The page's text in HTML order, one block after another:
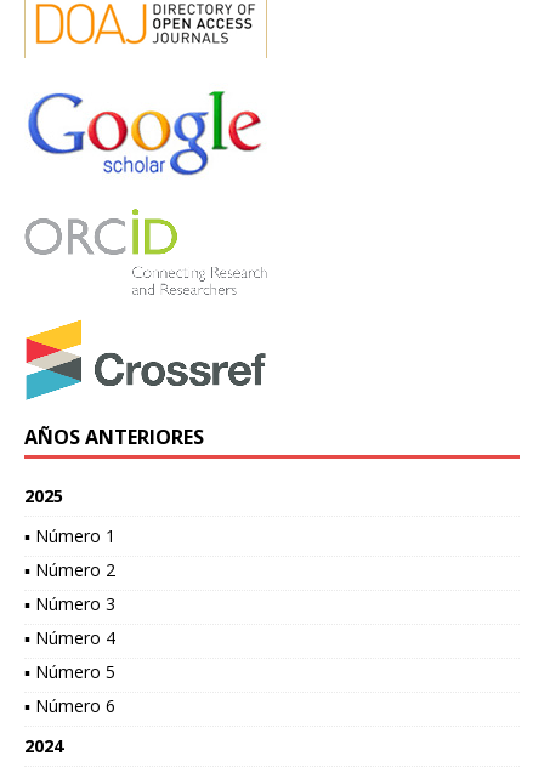
AÑOS ANTERIORES
2025
▪ Número 1
▪ Número 2
▪ Número 3
▪ Número 4
▪ Número 5
▪ Número 6
2024